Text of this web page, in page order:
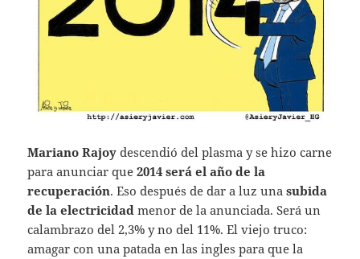
Mariano Rajoy descendió del plasma y se hizo carne
para anunciar que2014 será el año de la
recuperación. Eso después de dar a luz unasubida
de la electricidad menor de la anunciada. Será un
calambrazo del 2,3% y no del 11%. El viejo truco:
amagar con una patada en las ingles para que la